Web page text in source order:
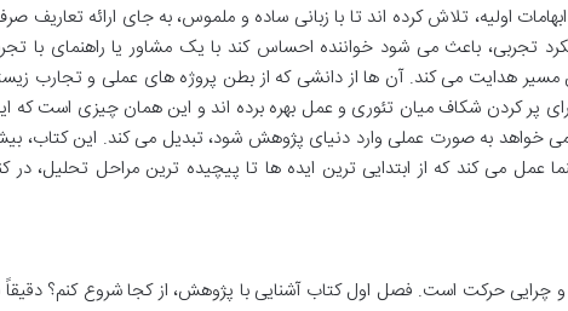
اولیه، تلاش کرده اند تا با زبانی ساده و ملموس، به جای ارائه تعاریف
تجربی، باعث می شود خواننده احساس کند با یک مشاور یا راهنمای با
مسیر هدایت می کند. آن ها از دانشی که از بطن پروژه های عملی و تجارب
پر کردن شکاف میان تئوری و عمل بهره برده اند و این همان چیزی است که
می خواهد به صورت عملی وارد دنیای پژوهش شود، تبدیل می کند. این کتاب،
عمل می کند که از ابتدایی ترین ایده ها تا پیچیده ترین مراحل تحلیل، در
حرکت است. فصل اول کتاب آشنایی با پژوهش، از کجا شروع کنم؟ دقیقاً